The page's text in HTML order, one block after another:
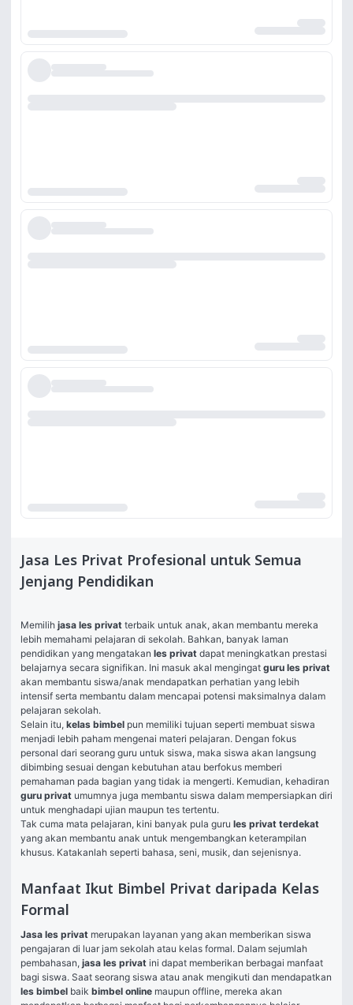
Jasa Les Privat Profesional untuk Semua
Jenjang Pendidikan
Memilih jasa les privat terbaik untuk anak, akan membantu mereka
lebih memahami pelajaran di sekolah. Bahkan, banyak laman
pendidikan yang mengatakan les privat dapat meningkatkan prestasi
belajarnya secara signifikan. Ini masuk akal mengingat
akan membantu siswa/anak mendapatkan perhatian yang lebih
intensif serta membantu dalam mencapai potensi maksimalnya dalam
pelajaran sekolah.
Selain itu, kelas bimbel pun memiliki tujuan seperti membuat siswa
menjadi lebih paham mengenai materi pelajaran. Dengan fokus
personal dari seorang guru untuk siswa, maka siswa akan langsung
dibimbing sesuai dengan kebutuhan atau berfokus memberi
guru privat umumnya juga membantu siswa dalam mempersiapkan diri
untuk menghadapi ujian maupun tes tertentu.
Tak cuma mata pelajaran, kini banyak pula guru
yang akan membantu anak untuk mengembangkan keterampilan
khusus. Katakanlah seperti bahasa, seni, musik, dan sejenisnya.
Manfaat Ikut Bimbel Privat daripada Kelas
Formal
Jasa les privat merupakan layanan yang akan memberikan siswa
pengajaran di luar jam sekolah atau kelas formal. Dalam sejumlah
pembahasan, jasa les privat ini dapat memberikan berbagai manfaat
les bimbel baik bimbel online maupun offline, mereka akan